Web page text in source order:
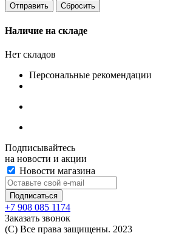
Сбросить
Наличие на складе
Нет складов
Персональные рекомендации
Подписывайтесь
на новости и акции
Новости магазина
+7 908 085 1174
Заказать звонок
(C) Все права защищены. 2023